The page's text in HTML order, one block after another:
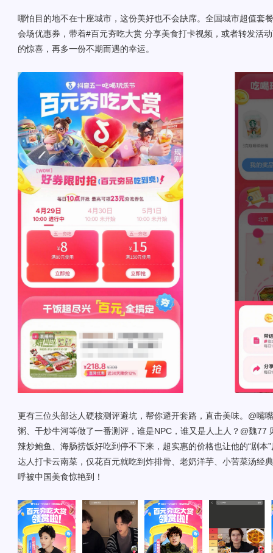
哪怕目的地不在十座城市，这份美好也不会缺席。全国城市超值套
会场优惠券，带着#百元夯吃大赏 分享美食打卡视频，或者转发活
的惊喜，再多一份不期而遇的幸运。
更有三位头部达人硬核测评避坑，帮你避开套路，直击美味。@嘴
粥、干炒牛河等做了一番测评，谁是NPC，谁又是人上人？@魏77
辣炒鲍鱼、海肠捞饭好吃到停不下来，超实惠的价格也让他的“剧本
达人打卡云南菜，仅花百元就吃到炸排骨、老奶洋芋、小苦菜汤经
呼被中国美食惊艳到！